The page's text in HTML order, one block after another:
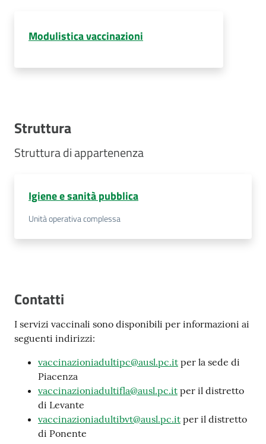
Modulistica vaccinazioni
Struttura
Struttura di appartenenza
Igiene e sanità pubblica
Unità operativa complessa
Contatti
I servizi vaccinali sono disponibili per informazioni ai
seguenti indirizzi:
vaccinazioniadultipc@ausl.pc.it per la sede di
Piacenza
vaccinazioniadultifla@ausl.pc.it per il distretto
di Levante
vaccinazioniadultibvt@ausl.pc.it per il distretto
di Ponente